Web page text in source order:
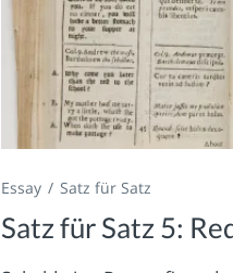
Essay Satz für Satz
Satz für Satz 5: